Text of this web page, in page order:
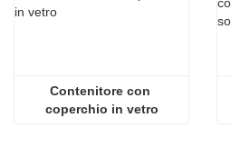
Contenitore con
coperchio in vetro